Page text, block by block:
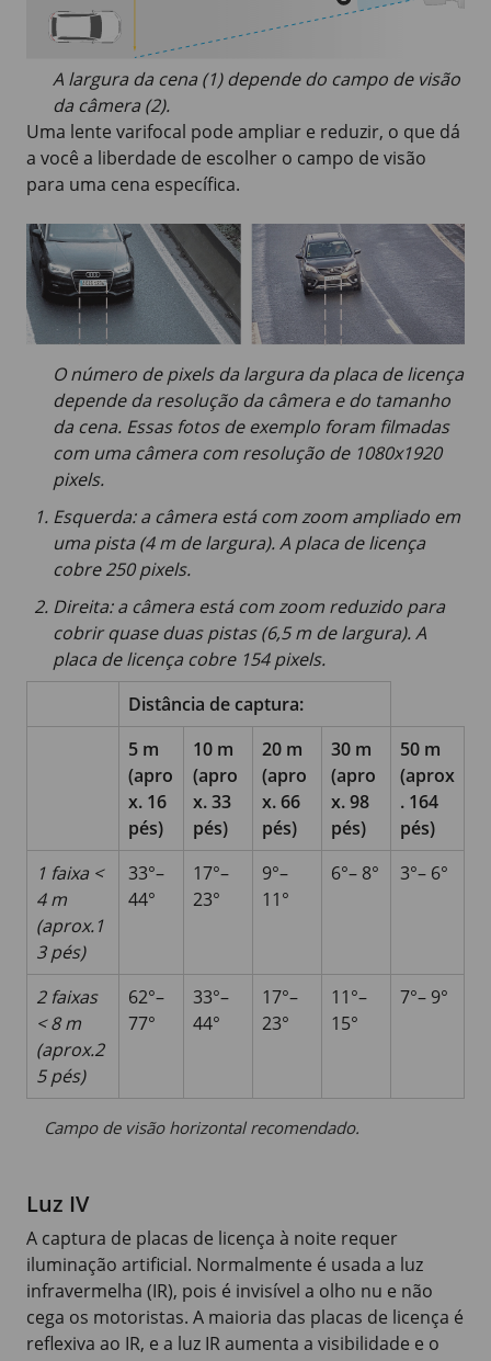
A largura da cena (1) depende do campo de visão
da câmera (2).
Uma lente varifocal pode ampliar e reduzir, o que dá
a você a liberdade de escolher o campo de visão
para uma cena específica.
O número de pixels da largura da placa de licença
depende da resolução da câmera e do tamanho
da cena. Essas fotos de exemplo foram filmadas
com uma câmera com resolução de 1080x1920
pixels.
Esquerda: a câmera está com zoom ampliado em
uma pista (4 m de largura). A placa de licença
cobre 250 pixels.
Direita: a câmera está com zoom reduzido para
cobrir quase duas pistas (6,5 m de largura). A
placa de licença cobre 154 pixels.
Campo de visão horizontal recomendado.
Distância de captura:
5 m
(apro
x. 16
pés)
10 m
(apro
x. 33
pés)
20 m
(apro
x. 66
pés)
30 m
(apro
x. 98
pés)
50 m
(aprox
. 164
pés)
1 faixa <
4 m
(aprox.1
3 pés)
33°–
44°
17°–
23°
9°–
11°
6°– 8° 3°– 6°
2 faixas
< 8 m
(aprox.2
5 pés)
62°–
77°
33°–
44°
17°–
23°
11°–
15°
7°– 9°
Luz IV
A captura de placas de licença à noite requer
iluminação artificial. Normalmente é usada a luz
infravermelha (IR), pois é invisível a olho nu e não
cega os motoristas. A maioria das placas de licença é
reflexiva ao IR, e a luz IR aumenta a visibilidade e o